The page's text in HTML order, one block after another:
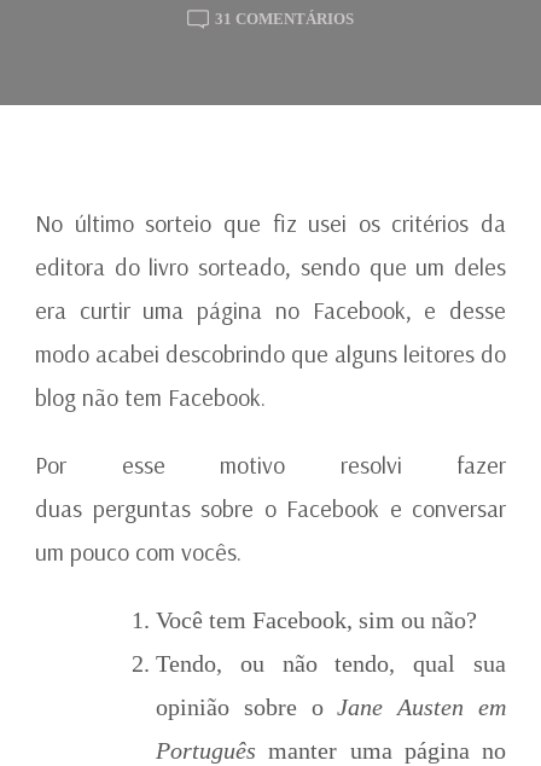
31 COMENTÁRIOSEM
OPINIÃO
No último sorteio que fiz usei os critérios da
editora do livro sorteado, sendo que um deles
era curtir uma página no Facebook, e desse
modo acabei descobrindo que alguns leitores do
blog não tem Facebook.
Por esse motivo resolvi fazer
duas perguntas sobre o Facebook e conversar
um pouco com vocês.
Você tem Facebook, sim ou não?
Tendo, ou não tendo, qual sua
opinião sobre oJane Austen em
Português manter uma página no